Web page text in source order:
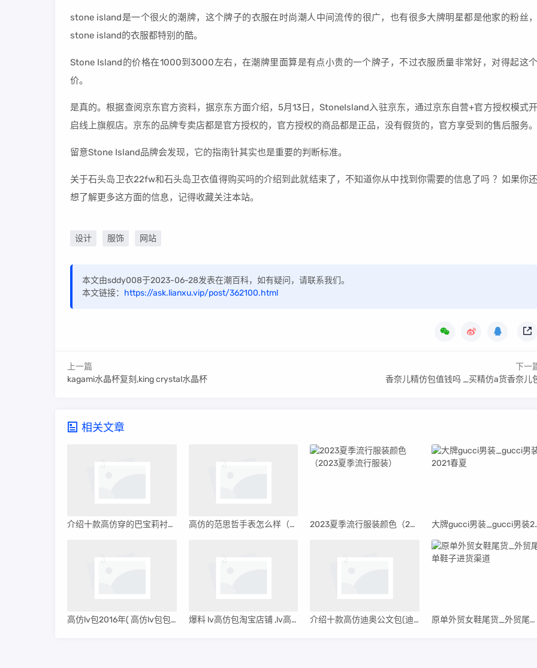
stone island是一个很火的潮牌，这个牌子的衣服在时尚潮人中间流传的很广，也有很多大牌明星都是他家的粉丝，
stone island的衣服都特别的酷。
Stone Island的价格在1000到3000左右，在潮牌里面算是有点小贵的一个牌子，不过衣服质量非常好，对得起这个
价。
是真的。根据查阅京东官方资料，据京东方面介绍，5月13日，StoneIsland入驻京东，通过京东自营+官方授权模式开
启线上旗舰店。京东的品牌专卖店都是官方授权的，官方授权的商品都是正品，没有假货的，官方享受到的售后服务。
留意Stone Island品牌会发现，它的指南针其实也是重要的判断标准。
关于石头岛卫衣22fw和石头岛卫衣值得购买吗的介绍到此就结束了，不知道你从中找到你需要的信息了吗 ？如果你还
想了解更多这方面的信息，记得收藏关注本站。
设计 服饰 网站
本文由sddy008于2023-06-28发表在潮百科，如有疑问，请联系我们。
本文链接： https://ask.lianxu.vip/post/362100.html
上一篇
kagami水晶杯复刻,king crystal水晶杯
下一
香奈儿精仿包值钱吗 _买精仿a货香奈儿
相关文章
介绍十款高仿穿的巴宝莉衬衫(穿的巴宝莉衬衫掉色) 高仿的范思哲手表怎么样（高仿的范思哲手表） 2023夏季流行服装颜色（2023夏季流行服装） 大牌gucci
高仿lv包2016年( 高仿lv包包高仿 ) 爆料 lv高仿包淘宝店铺 ,lv高仿货源 介绍十款高仿迪奥公文包(迪奥手提公文包) 原单外贸女鞋尾货_外贸尾单鞋子进货渠道